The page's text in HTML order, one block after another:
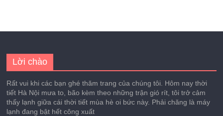
Lời chào
Rất vui khi các bạn ghé thăm trang của chúng tôi. Hôm nay thời
tiết Hà Nội mưa to, bão kèm theo những trận gió rít, tôi trở cảm
thấy lạnh giữa cái thời tiết mùa hè oi bức này. Phải chăng là máy
lạnh đang bật hết công xuất